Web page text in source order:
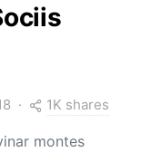
1K shares
montes